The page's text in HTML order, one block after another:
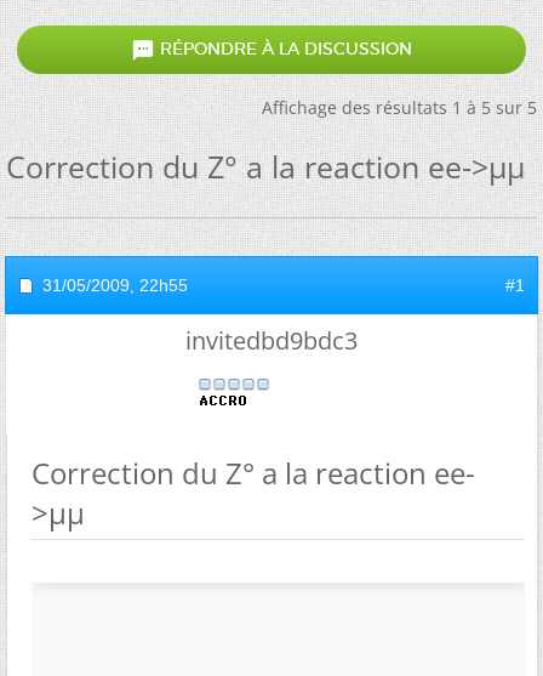
 RÉPONDRE À LA DISCUSSION
Affichage des résultats 1 à 5 sur 5
Correction du Z° a la reaction ee->µµ
31/05/2009, 22h55 #1
invitedbd9bdc3
Correction du Z° a la reaction ee-
>µµ